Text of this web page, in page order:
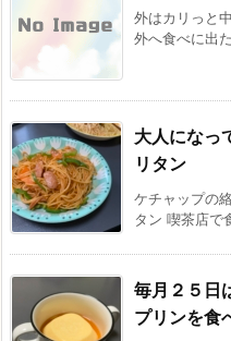
外はカリっと
外へ食べに出
大人になっ
リタン
ケチャップの
タン 喫茶店で
毎月２５日
プリンを食